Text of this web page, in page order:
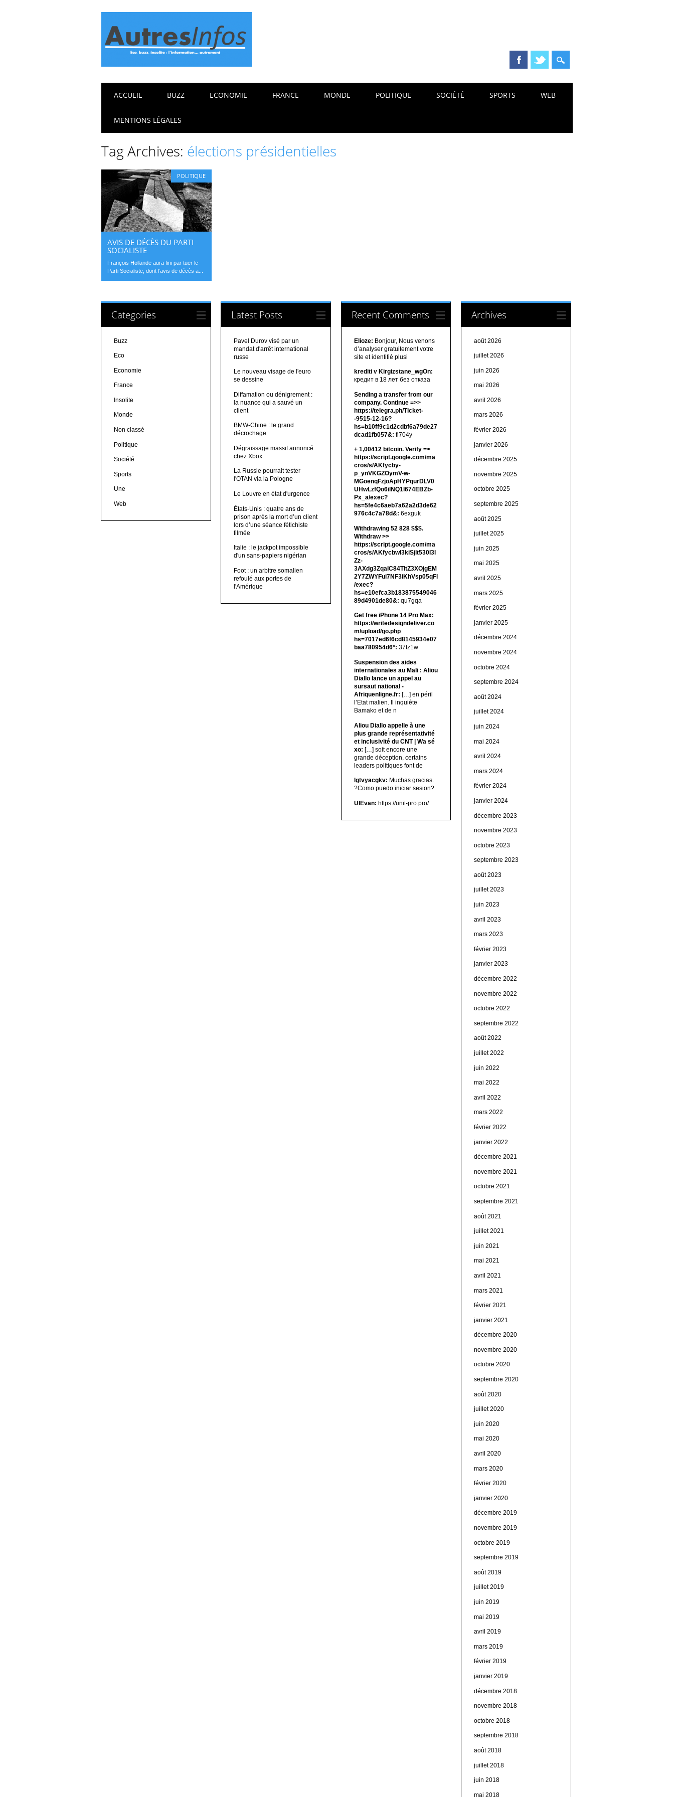
Main menu
ACCUEIL BUZZ ECONOMIE FRANCE MONDE POLITIQUE SOCIÉTÉ SPORTS WEB
MENTIONS LÉGALES
Tag Archives: élections présidentielles
POLITIQUE
AVIS DE DÉCÈS DU PARTI
SOCIALISTE
François Hollande aura fini par tuer le
Parti Socialiste, dont l’avis de décès a...
Categories
Buzz
Eco
Economie
France
Insolite
Monde
Non classé
Politique
Société
Sports
Une
Web
Latest Posts
Pavel Durov visé par un
mandat d'arrêt international
russe
Le nouveau visage de l'euro
se dessine
Diffamation ou dénigrement :
la nuance qui a sauvé un
client
BMW-Chine : le grand
décrochage
Dégraissage massif annoncé
chez Xbox
La Russie pourrait tester
l'OTAN via la Pologne
Le Louvre en état d'urgence
États-Unis : quatre ans de
prison après la mort d’un client
lors d’une séance fétichiste
filmée
Italie : le jackpot impossible
d'un sans-papiers nigérian
Foot : un arbitre somalien
refoulé aux portes de
l'Amérique
Recent Comments
Elioze: Bonjour, Nous venons
d’analyser gratuitement votre
site et identifié plusi
krediti v Kirgizstane_wgOn:
кредит в 18 лет без отказа
Sending a transfer from our
company. Continue =>>
https://telegra.ph/Ticket-
-9515-12-16?
hs=b10ff9c1d2cdbf6a79de27
dcad1fb057&: fi704y
+ 1,00412 bitсоin. Verify =>
https://script.google.com/ma
cros/s/AKfycby-
p_ynVKGZOymV-w-
MGoenqFzjoApHYPqurDLV0
UHwLzfQo6ilNQ1l674EBZb-
Px_a/exec?
hs=5fe4c6aeb7a62a2d3de62
976c4c7a78d&: 6exguk
Withdrawing 52 828 $$$.
Withdrаw >>
https://script.google.com/ma
cros/s/AKfycbwl3kiSjlt530I3l
Zz-
3AXdg3ZqalC84TltZ3XOjgEM
2Y7ZWYFui7NF3iKhVsp05qFl
/exec?
hs=e10efca3b183875549046
89d4901de80&: qu7gqa
Get free iPhone 14 Pro Max:
https://writedesigndeliver.co
m/upload/go.php
hs=7017ed6f6cd8145934e07
baa780954d6*: 37tz1w
Suspension des aides
internationales au Mali : Aliou
Diallo lance un appel au
sursaut national -
Afriquenligne.fr: […] en péril
l’Etat malien. Il inquiète
Bamako et de n
Aliou Diallo appelle à une
plus grande représentativité
et inclusivité du CNT | Wa sé
xo: […] soit encore une
grande déception, certains
leaders politiques font de
lgtvyacgkv: Muchas gracias.
?Como puedo iniciar sesion?
UIEvan: https://unit-pro.pro/
Archives
août 2026
juillet 2026
juin 2026
mai 2026
avril 2026
mars 2026
février 2026
janvier 2026
décembre 2025
novembre 2025
octobre 2025
septembre 2025
août 2025
juillet 2025
juin 2025
mai 2025
avril 2025
mars 2025
février 2025
janvier 2025
décembre 2024
novembre 2024
octobre 2024
septembre 2024
août 2024
juillet 2024
juin 2024
mai 2024
avril 2024
mars 2024
février 2024
janvier 2024
décembre 2023
novembre 2023
octobre 2023
septembre 2023
août 2023
juillet 2023
juin 2023
avril 2023
mars 2023
février 2023
janvier 2023
décembre 2022
novembre 2022
octobre 2022
septembre 2022
août 2022
juillet 2022
juin 2022
mai 2022
avril 2022
mars 2022
février 2022
janvier 2022
décembre 2021
novembre 2021
octobre 2021
septembre 2021
août 2021
juillet 2021
juin 2021
mai 2021
avril 2021
mars 2021
février 2021
janvier 2021
décembre 2020
novembre 2020
octobre 2020
septembre 2020
août 2020
juillet 2020
juin 2020
mai 2020
avril 2020
mars 2020
février 2020
janvier 2020
décembre 2019
novembre 2019
octobre 2019
septembre 2019
août 2019
juillet 2019
juin 2019
mai 2019
avril 2019
mars 2019
février 2019
janvier 2019
décembre 2018
novembre 2018
octobre 2018
septembre 2018
août 2018
juillet 2018
juin 2018
mai 2018